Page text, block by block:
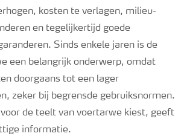
kosten te verlagen, milieu-
en tegelijkertijd goede
Sinds enkele jaren is de
een belangrijk onderwerp, omdat
doorgaans tot een lager
zeker bij begrensde gebruiksnormen.
de teelt van voertarwe kiest, geeft
informatie.